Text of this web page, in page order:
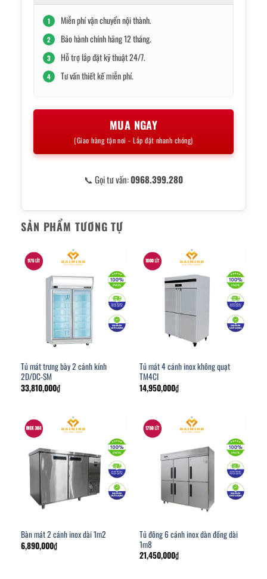
1 Miễn phí vận chuyển nội thành.
2 Bảo hành chính hãng 12 tháng.
3 Hỗ trợ lắp đặt kỹ thuật 24/7.
4 Tư vấn thiết kế miễn phí.
MUA NGAY
(Giao hàng tận nơi - Lắp đặt nhanh chóng)
📞 Gọi tư vấn:0968.399.280
SẢN PHẨM TƯƠNG TỰ
Tủ mát trưng bày 2 cánh kính
2D/DC-SM
33,810,000₫
Tủ mát 4 cánh inox không quạt
TM4CI
14,950,000₫
Bàn mát 2 cánh inox dài 1m2
6,890,000₫
Tủ đông 6 cánh inox dàn đồng dài
1m8
21,450,000₫